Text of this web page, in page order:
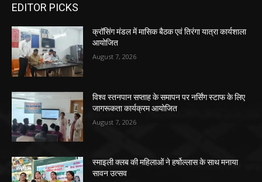
EDITOR PICKS
क्रॉसिंग मंडल में मासिक बैठक एवं तिरंगा यात्रा कार्यशाला
आयोजित
August 7, 2026
विश्व स्तनपान सप्ताह के समापन पर नर्सिंग स्टाफ के लिए
जागरूकता कार्यक्रम आयोजित
August 7, 2026
स्माइली क्लब की महिलाओं ने हर्षोल्लास के साथ मनाया
सावन उत्सव